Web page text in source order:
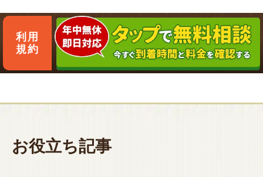
利用
規約
お役立ち記事